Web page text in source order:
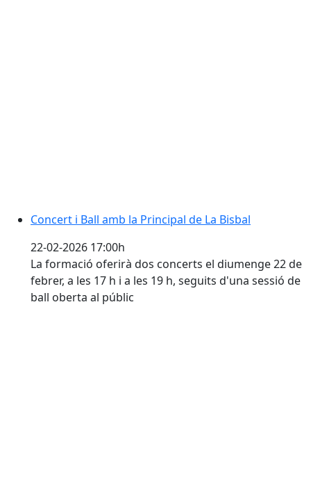
Concert i Ball amb la Principal de La Bisbal
22-02-2026 17:00h
La formació oferirà dos concerts el diumenge 22 de
febrer, a les 17 h i a les 19 h, seguits d'una sessió de
ball oberta al públic